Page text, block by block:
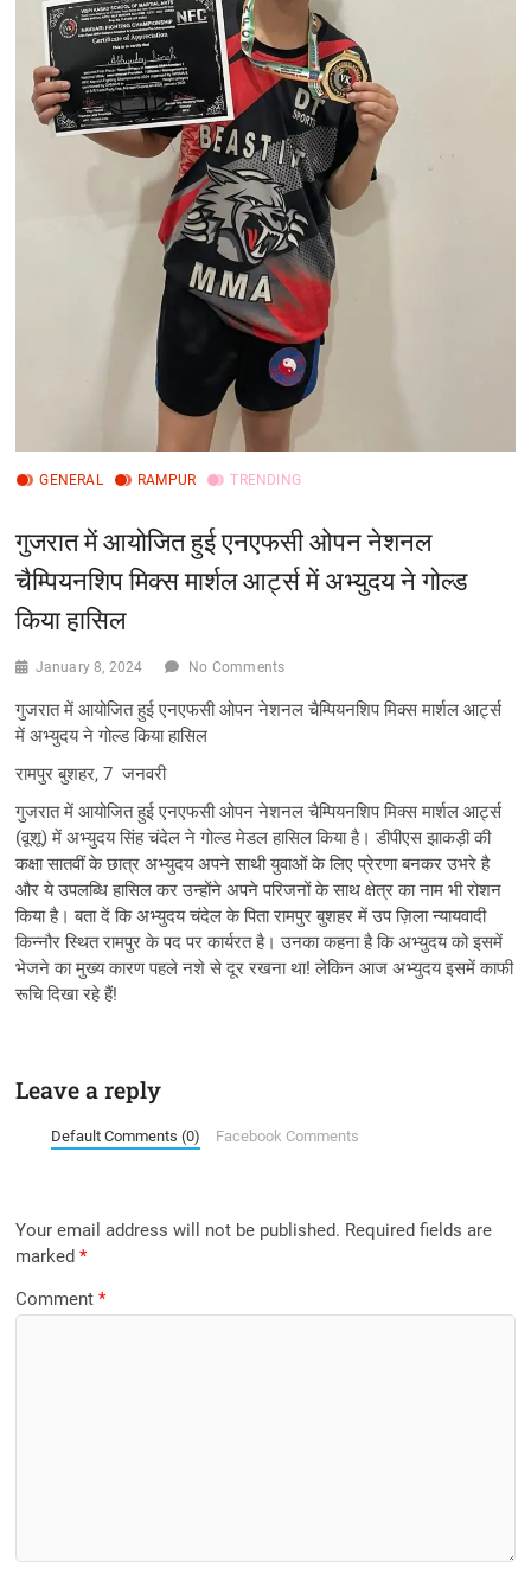
GENERAL RAMPUR TRENDING
गुजरात में आयोजित हुई एनएफसी ओपन नेशनल
चैम्पियनशिप मिक्स मार्शल आर्ट्स में अभ्युदय ने गोल्ड
किया हासिल
January 8, 2024 No Comments
गुजरात में आयोजित हुई एनएफसी ओपन नेशनल चैम्पियनशिप मिक्स मार्शल आर्ट्स
में अभ्युदय ने गोल्ड किया हासिल
रामपुर बुशहर, 7 जनवरी
गुजरात में आयोजित हुई एनएफसी ओपन नेशनल चैम्पियनशिप मिक्स मार्शल आर्ट्स
(वूशू) में अभ्युदय सिंह चंदेल ने गोल्ड मेडल हासिल किया है। डीपीएस झाकड़ी की
कक्षा सातवीं के छात्र अभ्युदय अपने साथी युवाओं के लिए प्रेरणा बनकर उभरे है
और ये उपलब्धि हासिल कर उन्होंने अपने परिजनों के साथ क्षेत्र का नाम भी रोशन
किया है। बता दें कि अभ्युदय चंदेल के पिता रामपुर बुशहर में उप ज़िला न्यायवादी
किन्नौर स्थित रामपुर के पद पर कार्यरत है। उनका कहना है कि अभ्युदय को इसमें
भेजने का मुख्य कारण पहले नशे से दूर रखना था! लेकिन आज अभ्युदय इसमें काफी
रूचि दिखा रहे हैं!
Leave a reply
Default Comments (0) Facebook Comments
Your email address will not be published. Required fields are
marked*
Comment*